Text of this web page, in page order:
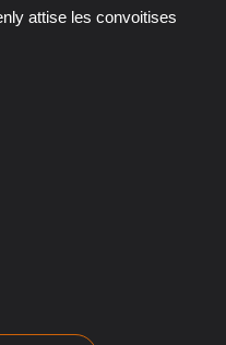
attise les convoitises